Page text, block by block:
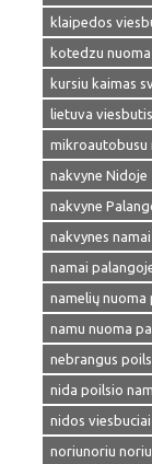
klaipedos
kotedzu
kursiu kaimas
lietuva viesbutis
mikroautobusu
nakvyne Nidoje
nakvyne
nakvynes
namai
namelių nuoma
namu nuoma
nebrangus
nida poilsio
nidos viesbuciai
noriunoriu noriu